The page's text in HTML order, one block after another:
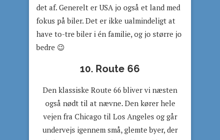
det af. Generelt er USA jo også et land med
fokus på biler. Det er ikke ualmindeligt at
have to-tre biler i én familie, og jo større jo
bedre 😉
10. Route 66
Den klassiske Route 66 bliver vi næsten
også nødt til at nævne. Den kører hele
vejen fra Chicago til Los Angeles og går
undervejs igennem små, glemte byer, der